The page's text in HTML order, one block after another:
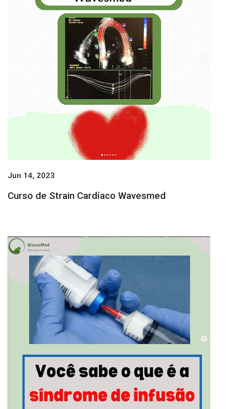
Jun 14, 2023
Curso de Strain Cardíaco Wavesmed